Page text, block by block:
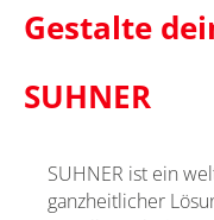
Gestalte
SUHNER
SUHNER ist ein
ganzheitlicher